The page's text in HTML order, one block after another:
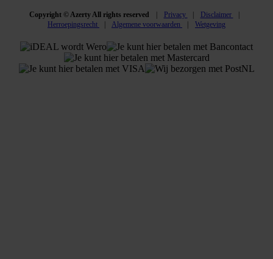
Copyright © Azerty All rights reserved Privacy
Disclaimer
Herroepingsrecht
Algemene voorwaarden Wetgeving